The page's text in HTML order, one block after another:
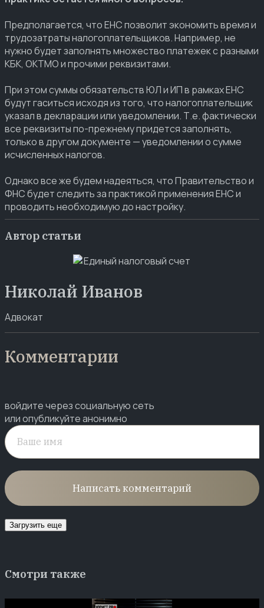
Предполагается, что ЕНС позволит экономить время и
трудозатраты налогоплательщиков. Например, не
нужно будет заполнять множество платежек с разными
КБК, ОКТМО и прочими реквизитами.
При этом суммы обязательств ЮЛ и ИП в рамках ЕНС
будут гаситься исходя из того, что налогоплательщик
указал в декларации или уведомлении. Т.е. фактически
все реквизиты по-прежнему придется заполнять,
только в другом документе — уведомлении о сумме
исчисленных налогов.
Однако все же будем надеяться, что Правительство и
ФНС будет следить за практикой применения ЕНС и
проводить необходимую до настройку.
Автор статьи
Николай Иванов
Адвокат
Комментарии
войдите через социальную сеть
или опубликуйте анонимно
Написать комментарий
Загрузить еще
Смотри также